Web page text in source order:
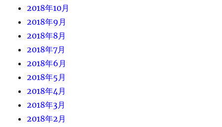
2018年10月
2018年9月
2018年8月
2018年7月
2018年6月
2018年5月
2018年4月
2018年3月
2018年2月